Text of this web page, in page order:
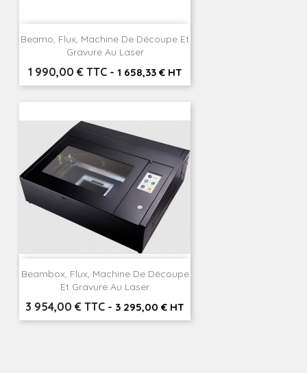
Beamo, Flux, Machine De Découpe Et
Gravure Au Laser
Prix
1 990,00 € TTC - 1 658,33 € HT
Beambox, Flux, Machine De Découpe
Et Gravure Au Laser
Prix
3 954,00 € TTC - 3 295,00 € HT